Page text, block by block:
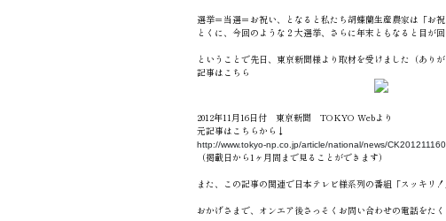
選挙＝当選＝お祝い、となると私たち胡蝶蘭生産農家は「お
とくに、今回のような２大選挙、さらに年末ともなると目が
ということで先日、東京新聞様より取材を受けました（ありが
記事はこちら
2012年11月16日付 東京新聞 TOKYO Webより
元記事はこちらから↓
http://www.tokyo-np.co.jp/article/national/news/
（掲載日から1ヶ月間まで見ることができます）
また、この記事の関連で日本テレビ様系列の番組「スッキリ
おかげさまで、オンエア後さっそくお問い合わせの電話をたく